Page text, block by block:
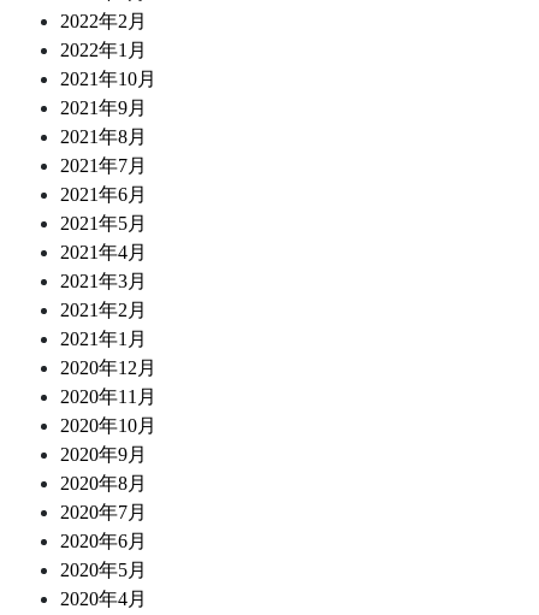
2022年2月
2022年1月
2021年10月
2021年9月
2021年8月
2021年7月
2021年6月
2021年5月
2021年4月
2021年3月
2021年2月
2021年1月
2020年12月
2020年11月
2020年10月
2020年9月
2020年8月
2020年7月
2020年6月
2020年5月
2020年4月